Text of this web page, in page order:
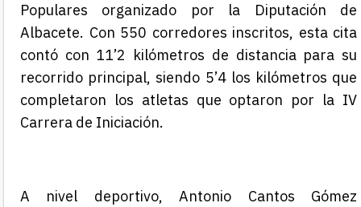
Populares organizado por la Diputación de
Albacete. Con 550 corredores inscritos, esta cita
contó con 11’2 kilómetros de distancia para su
recorrido principal, siendo 5’4 los kilómetros que
completaron los atletas que optaron por la IV
Carrera de Iniciación.
A nivel deportivo, Antonio Cantos Gómez